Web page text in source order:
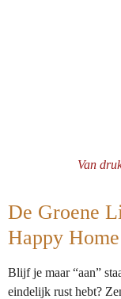
Van
De Groene
Happy
Blijf je maar “aan”
eindelijk rust hebt?